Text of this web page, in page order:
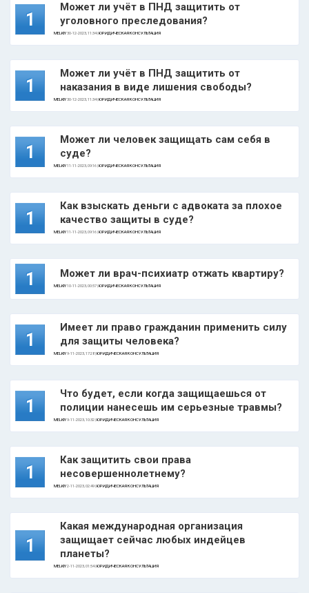
1
Может ли учёт в ПНД защитить от
уголовного преследования?
MELKIY30-12-2023, 11:34 |ЮРИДИЧЕСКАЯ КОНСУЛЬТАЦИЯ
1
Может ли учёт в ПНД защитить от
наказания в виде лишения свободы?
MELKIY30-12-2023, 11:34 |ЮРИДИЧЕСКАЯ КОНСУЛЬТАЦИЯ
1
Может ли человек защищать сам себя в
суде?
MELKIY11-11-2023, 09:16 |ЮРИДИЧЕСКАЯ КОНСУЛЬТАЦИЯ
1
Как взыскать деньги с адвоката за плохое
качество защиты в суде?
MELKIY11-11-2023, 09:16 |ЮРИДИЧЕСКАЯ КОНСУЛЬТАЦИЯ
1 Может ли врач-психиатр отжать квартиру?
MELKIY10-11-2023, 00:57 |ЮРИДИЧЕСКАЯ КОНСУЛЬТАЦИЯ
1
Имеет ли право гражданин применить силу
для защиты человека?
MELKIY9-11-2023, 17:28 |ЮРИДИЧЕСКАЯ КОНСУЛЬТАЦИЯ
1
Что будет, если когда защищаешься от
полиции нанесешь им серьезные травмы?
MELKIY9-11-2023, 10:32 |ЮРИДИЧЕСКАЯ КОНСУЛЬТАЦИЯ
1
Как защитить свои права
несовершеннолетнему?
MELKIY2-11-2023, 02:49 |ЮРИДИЧЕСКАЯ КОНСУЛЬТАЦИЯ
1
Какая международная организация
защищает сейчас любых индейцев
планеты?
MELKIY2-11-2023, 01:54 |ЮРИДИЧЕСКАЯ КОНСУЛЬТАЦИЯ